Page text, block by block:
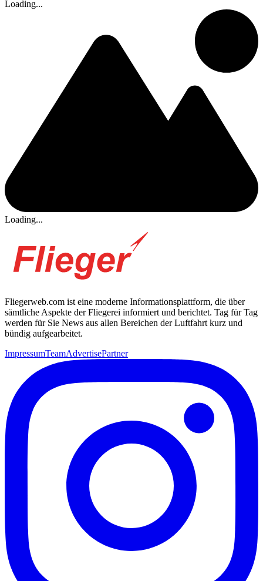
Loading...
Loading...
Fliegerweb.com ist eine moderne Informationsplattform, die über
sämtliche Aspekte der Fliegerei informiert und berichtet. Tag für Tag
werden für Sie News aus allen Bereichen der Luftfahrt kurz und
bündig aufgearbeitet.
ImpressumTeamAdvertisePartner